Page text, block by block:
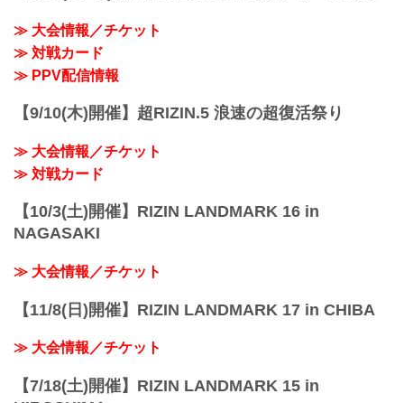
≫ 大会情報／チケット
≫ 対戦カード
≫ PPV配信情報
【9/10(木)開催】超RIZIN.5 浪速の超復活祭り
≫ 大会情報／チケット
≫ 対戦カード
【10/3(土)開催】RIZIN LANDMARK 16 in
NAGASAKI
≫ 大会情報／チケット
【11/8(日)開催】RIZIN LANDMARK 17 in CHIBA
≫ 大会情報／チケット
【7/18(土)開催】RIZIN LANDMARK 15 in